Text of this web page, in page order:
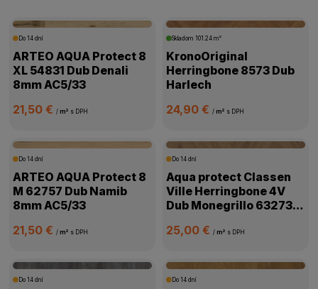
Do 14 dní
ARTEO AQUA Protect 8
XL 54831 Dub Denali
8mm AC5/33
21,50 €/ m² s DPH
Skladom 101.24 m²
KronoOriginal
Herringbone 8573 Dub
Harlech
24,90 € / m² s DPH
Do 14 dní
ARTEO AQUA Protect 8
M 62757 Dub Namib
8mm AC5/33
21,50 €/ m² s DPH
Do 14 dní
Aqua protect Classen
Ville Herringbone 4V
Dub Monegrillo 63273
25,00 € / m² s DPH
Do 14 dní Do 14 dní